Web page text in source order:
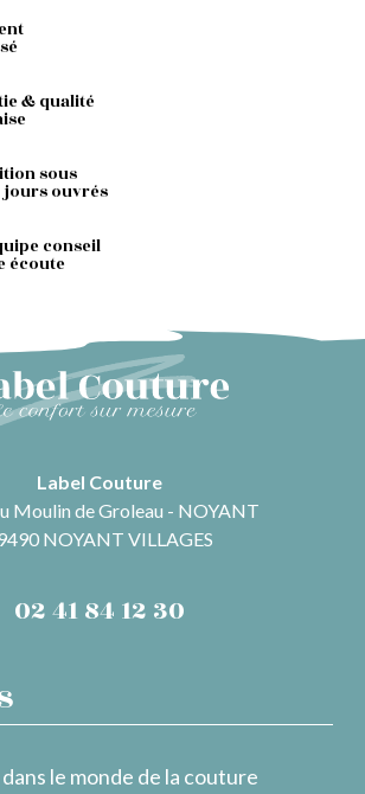
& qualité
sous
jours ouvrés
conseil
écoute
Label Couture
Moulin de Groleau - NOYANT
NOYANT VILLAGES
02 41 84 12 30
le monde de la couture